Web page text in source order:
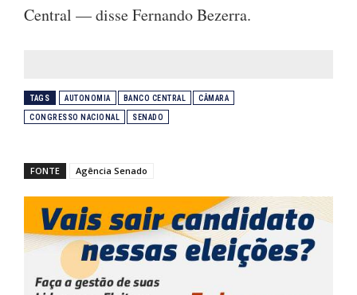
Central — disse Fernando Bezerra.
TAGS AUTONOMIA BANCO CENTRAL CÂMARA
CONGRESSO NACIONAL SENADO
FONTE Agência Senado